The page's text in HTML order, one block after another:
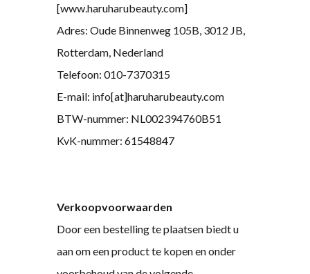
[www.haruharubeauty.com]
Adres: Oude Binnenweg 105B, 3012 JB,
Rotterdam, Nederland
Telefoon: 010-7370315
E-mail: info[at]haruharubeauty.com
BTW-nummer: NL002394760B51
KvK-nummer: 61548847
Verkoopvoorwaarden
Door een bestelling te plaatsen biedt u
aan om een ​​product te kopen en onder